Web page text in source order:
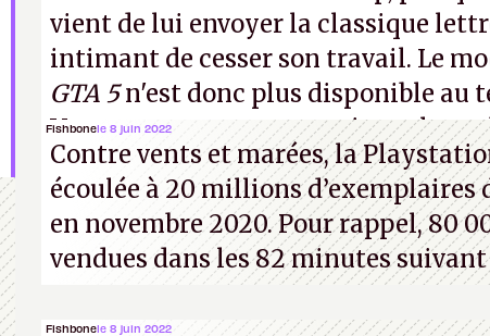
vient de lui envoyer la classique
intimant de cesser son travail. Le
GTA 5n'est donc plus disponible au
Vous pouvez encore en voir
vidéo YouTube.A.
Fishbonele 8 juin 2022
Contre vents et marées, la
écoulée à 20 millions d’exemplaires
en novembre 2020. Pour rappel, 80
vendues dans les 82 minutes
Fishbonele 8 juin 2022